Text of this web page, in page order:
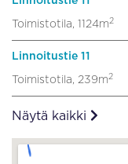
Toimistotila, 1124m2
Linnoitustie 11
Toimistotila, 239m2
Näytä kaikki